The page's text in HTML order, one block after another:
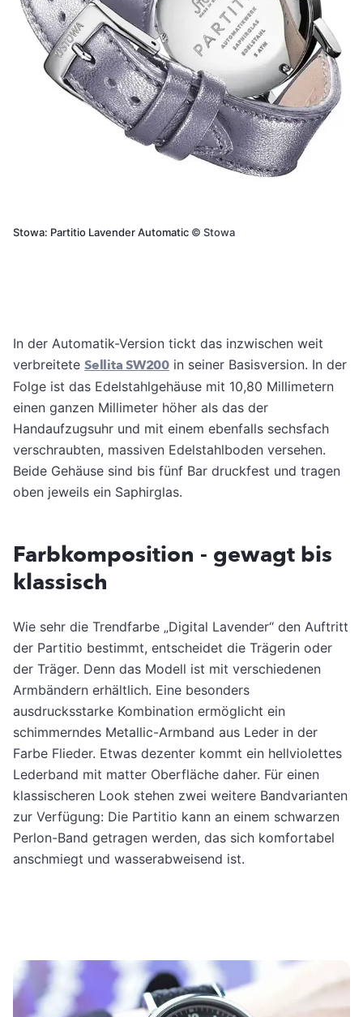
Stowa: Partitio Lavender Automatic © Stowa
In der Automatik-Version tickt das inzwischen weit
verbreitete Sellita SW200in seiner Basisversion. In der
Folge ist das Edelstahlgehäuse mit 10,80 Millimetern
einen ganzen Millimeter höher als das der
Handaufzugsuhr und mit einem ebenfalls sechsfach
verschraubten, massiven Edelstahlboden versehen.
Beide Gehäuse sind bis fünf Bar druckfest und tragen
oben jeweils ein Saphirglas.
Farbkomposition - gewagt bis
klassisch
Wie sehr die Trendfarbe „Digital Lavender“ den Auftritt
der Partitio bestimmt, entscheidet die Trägerin oder
der Träger. Denn das Modell ist mit verschiedenen
Armbändern erhältlich. Eine besonders
ausdrucksstarke Kombination ermöglicht ein
schimmerndes Metallic-Armband aus Leder in der
Farbe Flieder. Etwas dezenter kommt ein hellviolettes
Lederband mit matter Oberfläche daher. Für einen
klassischeren Look stehen zwei weitere Bandvarianten
zur Verfügung: Die Partitio kann an einem schwarzen
Perlon-Band getragen werden, das sich komfortabel
anschmiegt und wasserabweisend ist.